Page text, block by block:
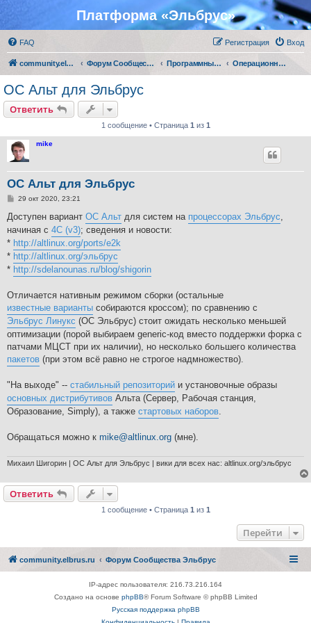
Платформа «Эльбрус»
FAQ Вход
Регистрация
community.elbrus.ru Форум Сообщества Эльбрус Программные решения партнеров Операционные системы
ОС Альт для Эльбрус
Ответить
1 сообщение • Страница 1 из 1
mike
ОС Альт для Эльбрус
С
о
щ
е
н
и
е
29 окт 2020, 23:21
Доступен вариант ОС Альт для систем на процессорах Эльбрус,
начиная с 4С (v3); сведения и новости:
* http://altlinux.org/ports/e2k
* http://altlinux.org/эльбрус
* http://sdelanounas.ru/blog/shigorin
Отличается нативным режимом сборки (остальные
известные варианты собираются кроссом); по сравнению с
Эльбрус Линукс (ОС Эльбрус) стоит ожидать несколько меньшей
оптимизации (порой выбираем generic-код вместо поддержки форка с
патчами МЦСТ при их наличии), но несколько большего количества
пакетов (при этом всё равно не строгое надмножество).
"На выходе" -- стабильный репозиторий и установочные образы
основных дистрибутивов Альта (Сервер, Рабочая станция,
Образование, Simply), а также стартовых наборов.
Обращаться можно к mike@altlinux.org (мне).
Михаил Шигорин | ОС Альт для Эльбрус | вики для всех нас: altlinux.org/эльбрус
Ответить
1 сообщение • Страница 1 из 1
Перейти
community.elbrus.ru Форум Сообщества Эльбрус
IP-адрес пользователя: 216.73.216.164
Создано на основе phpBB® Forum Software © phpBB Limited
Русская поддержка phpBB